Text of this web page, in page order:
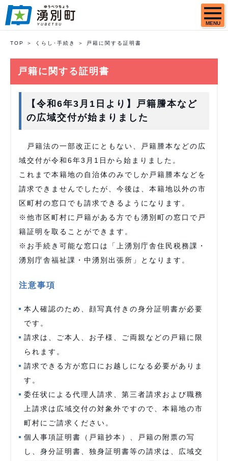
MENU
TOP くらし･手続き 戸籍に関する証明書
戸籍に関する証明書
【令和6年3月1日より】戸籍謄本など
の広域交付が始まりました
戸籍法の一部改正にともない、戸籍謄本などの広
域交付が令和6年3月1日から始まりました。
これまで本籍地の自治体のみでしか戸籍謄本などを
請求できませんでしたが、今後は、本籍地以外の市
区町村の窓口でも請求できるようになります。
※他市区町村に戸籍がある方でも湧別町の窓口で戸
籍証明を取ることができます。
※お手続き可能な窓口は「上湧別庁舎住民税務課・
湧別庁舎福祉課・中湧別出張所」となります。
注意事項
本人確認のため、顔写真付きの身分証明書が必要
です。
請求は、ご本人、お子様、ご両親などの戸籍に限
られます。
請求できる方が窓口にお越しになる必要がありま
す。
委任状による代理人請求、第三者請求および職務
上請求は広域交付の対象外ですので、本籍地の市
町村にご請求ください。
個人事項証明書（戸籍抄本）、戸籍の附票の写
し、身分証明書、独身証明書等の請求は、広域交